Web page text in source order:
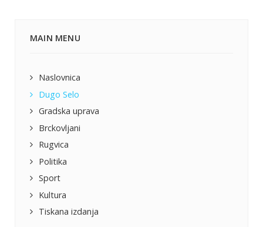
MAIN MENU
Naslovnica
Dugo Selo
Gradska uprava
Brckovljani
Rugvica
Politika
Sport
Kultura
Tiskana izdanja